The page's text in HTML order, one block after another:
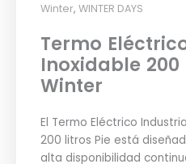
Winter, WINTER DAYS
Termo
Inoxidable 200
Winter
El Termo Eléctrico
200 litros Pie está
alta disponibilidad